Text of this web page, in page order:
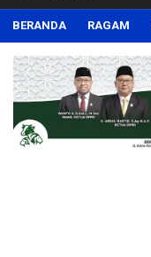
BERANDA RAGAM